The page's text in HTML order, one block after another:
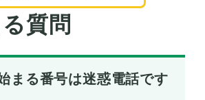
質問
まる番号は迷惑電話です